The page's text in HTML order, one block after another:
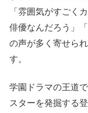
「雰囲気がすごく
俳優なんだろう」
の声が多く寄せら
す。
学園ドラマの王道
スターを発掘する